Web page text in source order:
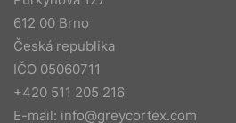
612 00 Brno
Česká republika
IČO 05060711
+420 511 205 216
E-mail: info@greycortex.com